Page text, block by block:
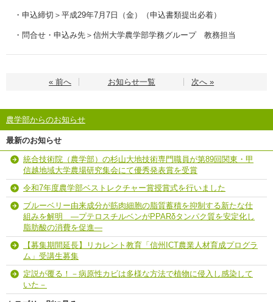
・申込締切＞平成29年7月7日（金）（申込書類提出必着）
・問合せ・申込み先＞信州大学農学部学務グループ 教務担当
« 前へ お知らせ一覧 次へ »
農学部からのお知らせ
最新のお知らせ
統合技術院（農学部）の杉山大地技術専門職員が第89回関東・甲
信越地域大学農場研究集会にて優秀発表賞を受賞
令和7年度農学部ベストレクチャー賞授賞式を行いました
ブルーベリー由来成分が筋肉細胞の脂質蓄積を抑制する新たな仕
組みを解明 ―プテロスチルベンがPPARδタンパク質を安定化し
脂肪酸の消費を促進―
【募集期間延長】リカレント教育「信州ICT農業人材育成プログラ
ム」受講生募集
定説が覆る！－病原性カビは多様な方法で植物に侵入し感染して
いた－